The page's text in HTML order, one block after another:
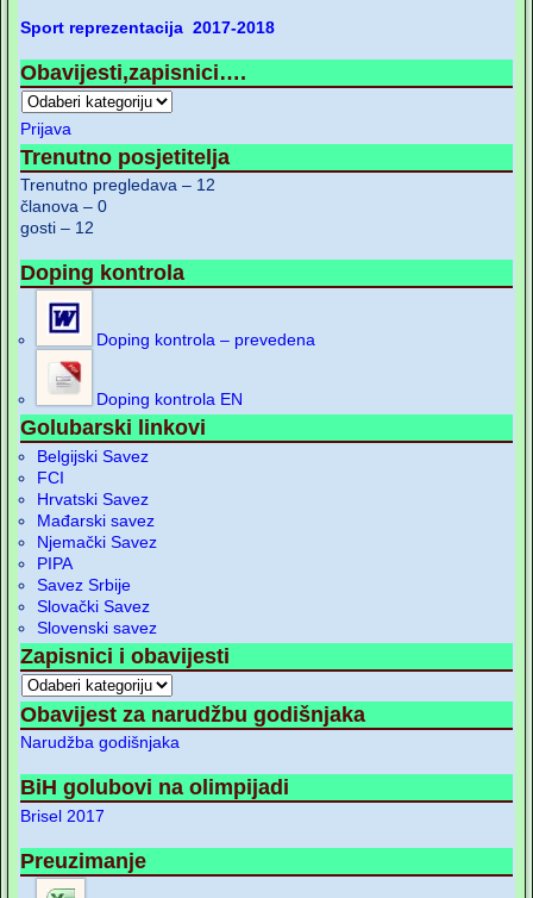
Sport reprezentacija 2017-2018
Obavijesti,zapisnici….
Prijava
Trenutno posjetitelja
Trenutno pregledava – 12
članova – 0
gosti – 12
Doping kontrola
Doping kontrola – prevedena
Doping kontrola EN
Golubarski linkovi
Belgijski Savez
FCI
Hrvatski Savez
Mađarski savez
Njemački Savez
PIPA
Savez Srbije
Slovački Savez
Slovenski savez
Zapisnici i obavijesti
Obavijest za narudžbu godišnjaka
Narudžba godišnjaka
BiH golubovi na olimpijadi
Brisel 2017
Preuzimanje